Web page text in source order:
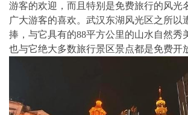
游客的欢迎，而且特别是免费旅行的风光
广大游客的喜欢。武汉东湖风光区之所以
捧，与它具有的88平方公里的山水自然秀
也与它绝大多数旅行景区景点都是免费开